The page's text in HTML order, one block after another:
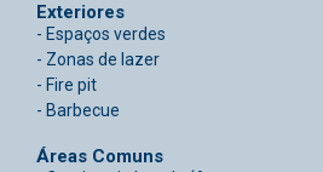
Exteriores
- Espaços verdes
- Zonas de lazer
- Fire pit
- Barbecue
Áreas Comuns